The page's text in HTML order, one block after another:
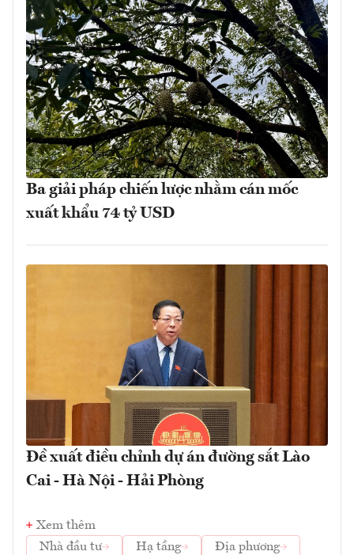
Ba giải pháp chiến lược nhằm cán mốc
xuất khẩu 74 tỷ USD
Đề xuất điều chỉnh dự án đường sắt Lào
Cai - Hà Nội - Hải Phòng
Xem thêm
Nhà đầu tư
Hạ tầng Địa phương